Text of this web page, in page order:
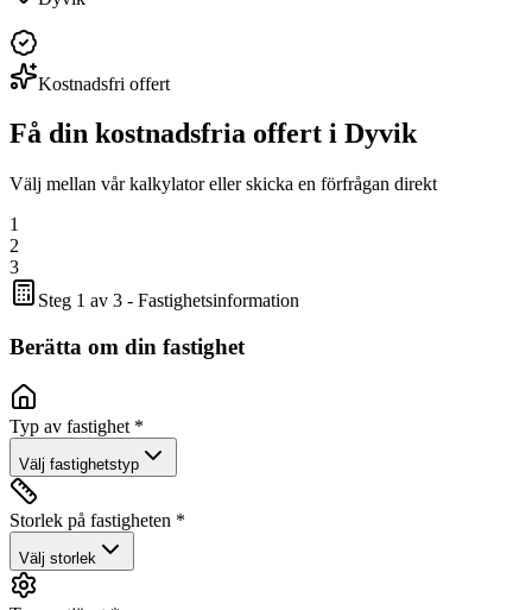
Kostnadsfri offert
Få din kostnadsfria offert i Dyvik
Välj mellan vår kalkylator eller skicka en förfrågan direkt
1
2
3
Steg 1 av 3 - Fastighetsinformation
Berätta om din fastighet
Typ av fastighet *
Välj fastighetstyp
Storlek på fastigheten *
Välj storlek